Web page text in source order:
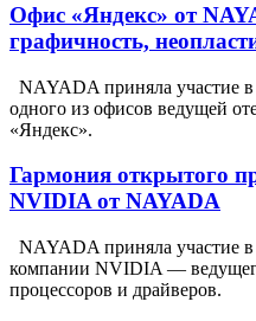
Офис «Яндекс» от
графичность,
NAYADA приняла участие
одного из офисов ведущей
«Яндекс».
Гармония открытого
NVIDIA от NAYADA
NAYADA приняла участие в
компании NVIDIA —
процессоров и драйверов.